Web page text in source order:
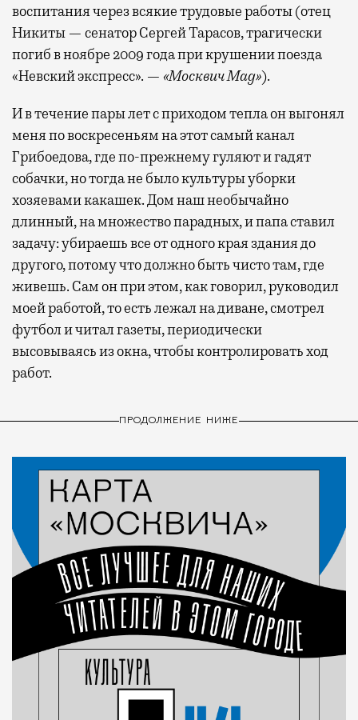
воспитания через всякие трудовые работы (отец
Никиты — сенатор Сергей Тарасов, трагически
погиб в ноябре 2009 года при крушении поезда
«Невский экспресс». — «Москвич Mag»).
И в течение пары лет с приходом тепла он выгонял
меня по воскресеньям на этот самый канал
Грибоедова, где по-прежнему гуляют и гадят
собачки, но тогда не было культуры уборки
хозяевами какашек. Дом наш необычайно
длинный, на множество парадных, и папа ставил
задачу: убираешь все от одного края здания до
другого, потому что должно быть чисто там, где
живешь. Сам он при этом, как говорил, руководил
моей работой, то есть лежал на диване, смотрел
футбол и читал газеты, периодически
высовываясь из окна, чтобы контролировать ход
работ.
ПРОДОЛЖЕНИЕ НИЖЕ